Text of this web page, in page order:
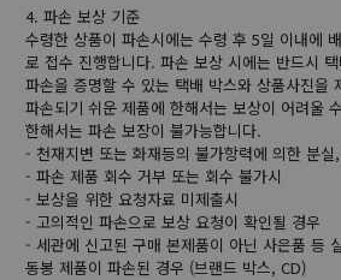
4. 파손 보상 기준
수령한 상품이 파손시에는 수령 후 5일 이내에
로 접수 진행합니다. 파손 보상 시에는 반드시
파손을 증명할 수 있는 택배 박스와 상품사진을
파손되기 쉬운 제품에 한해서는 보상이 어려울
한해서는 파손 보장이 불가능합니다.
- 천재지변 또는 화재등의 불가항력에 의한 분
- 파손 제품 회수 거부 또는 회수 불가시
- 보상을 위한 요청자료 미제출시
- 고의적인 파손으로 보상 요청이 확인될 경우
- 세관에 신고된 구매 본제품이 아닌 사은품 등
동봉 제품이 파손된 경우 (브랜드 박스, CD)